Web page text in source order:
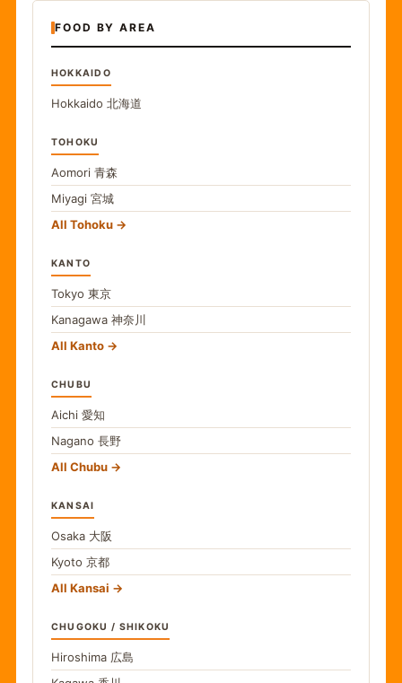
FOOD BY AREA
HOKKAIDO
Hokkaido 北海道
TOHOKU
Aomori 青森
Miyagi 宮城
All Tohoku
KANTO
Tokyo 東京
Kanagawa 神奈川
All Kanto
CHUBU
Aichi 愛知
Nagano 長野
All Chubu
KANSAI
Osaka 大阪
Kyoto 京都
All Kansai
CHUGOKU / SHIKOKU
Hiroshima 広島